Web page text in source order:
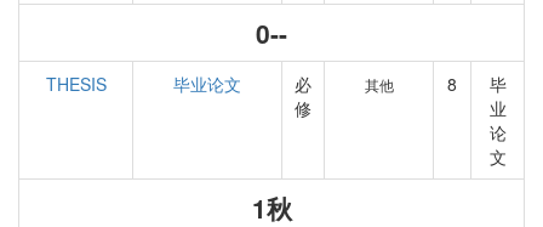
0--
THESIS 毕业论文
必
修
其他 8
毕
业
论
文
1秋